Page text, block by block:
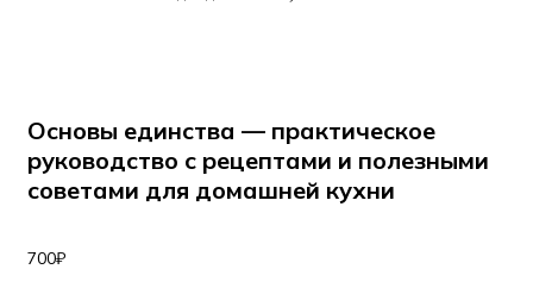
Основы единства — практическое
руководство с рецептами и полезными
советами для домашней кухни
700₽